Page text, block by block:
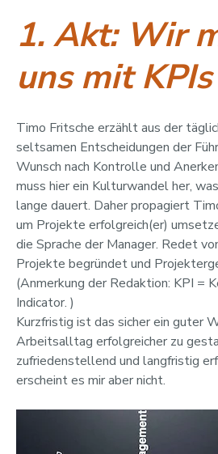
1. Akt: Wir
uns mit
Timo Fritsche erzählt aus der
seltsamen Entscheidungen der
Wunsch nach Kontrolle und
muss hier ein Kulturwandel her,
lange dauert. Daher propagiert
um Projekte erfolgreich(er)
die Sprache der Manager. Redet
Projekte begründet und
(Anmerkung der Redaktion: KPI =
Indicator. )
Kurzfristig ist das sicher ein guter
Arbeitsalltag erfolgreicher zu
zufriedenstellend und langfristig
erscheint es mir aber nicht.